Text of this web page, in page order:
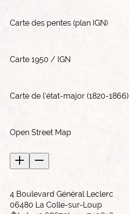
Carte des pentes (plan IGN)
Carte 1950 / IGN
Carte de l'état-major (1820-1866)
Open Street Map
4 Boulevard Général Leclerc
06480 La Colle-sur-Loup